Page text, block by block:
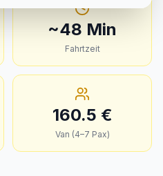
~48 Min
Fahrtzeit
160.5 €
Van (4–7 Pax)